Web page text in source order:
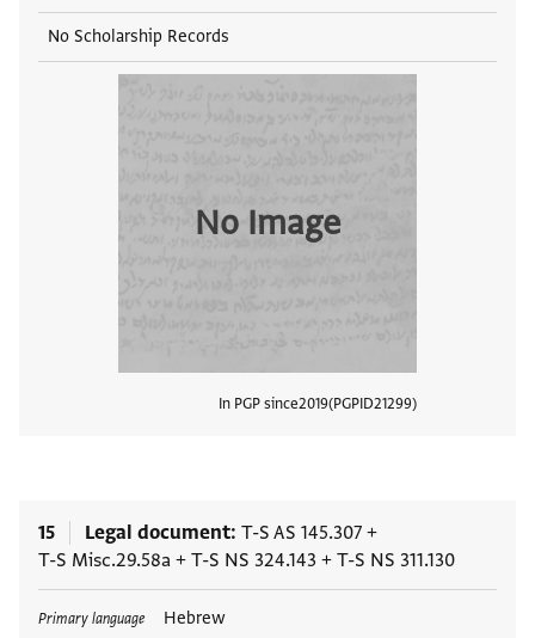
No Scholarship Records
No Image
In PGP since2019 PGPID21299
15 Legal document T-S AS 145.307 +
T-S Misc.29.58a + T-S NS 324.143 + T-S NS 311.130
Primary language Hebrew
Tags